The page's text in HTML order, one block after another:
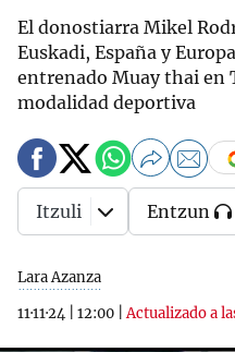
El donostiarra Mikel
Euskadi, España y
entrenado Muay thai en
modalidad deportiva
Lara Azanza
11·11·24
12:00 |Actualizado a
Itzuli Entzun